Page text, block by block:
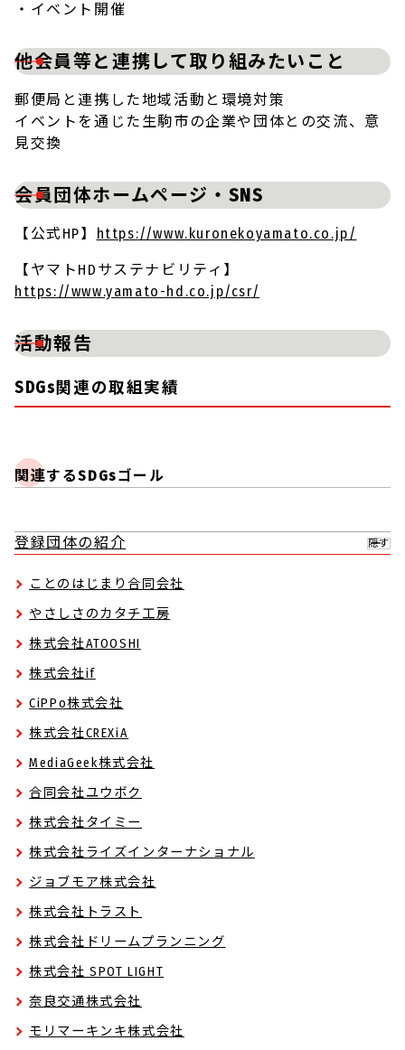
・イベント開催
他会員等と連携して取り組みたいこと
郵便局と連携した地域活動と環境対策
イベントを通じた生駒市の企業や団体との交流、意
見交換
会員団体ホームページ・SNS
【公式HP】 https://www.kuronekoyamato.co.jp/
【ヤマトHDサステナビリティ】
https://www.yamato-hd.co.jp/csr/
活動報告
SDGs関連の取組実績
関連するSDGsゴール
登録団体の紹介 隠す
ことのはじまり合同会社
やさしさのカタチ工房
株式会社ATOOSHI
株式会社if
CiPPo株式会社
株式会社CREXiA
MediaGeek株式会社
合同会社ユウボク
株式会社タイミー
株式会社ライズインターナショナル
ジョブモア株式会社
株式会社トラスト
株式会社ドリームプランニング
株式会社 SPOT LIGHT
奈良交通株式会社
モリマーキンキ株式会社